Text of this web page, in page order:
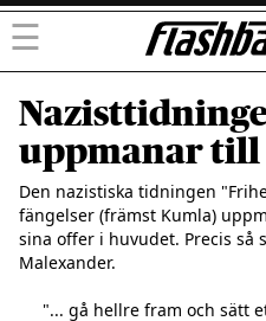
☰
uppmanar
Den nazistiska tidningen
fängelser (främst Kumla)
sina offer i huvudet. Precis så
Malexander.